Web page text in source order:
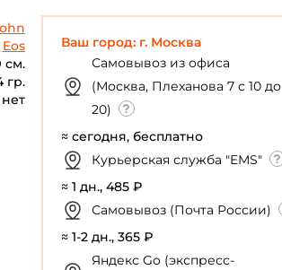
Eos
см.
гр.
нет
Ваш город: г. Москва
Самовывоз из офиса
(Москва, Плеханова 7 с 10 до
20)
≈ сегодня, бесплатно
Курьерская служба "EMS"
≈ 1 дн., 485 ₽
Самовывоз (Почта России)
≈ 1-2 дн., 365 ₽
Яндекс Go (экспресс-